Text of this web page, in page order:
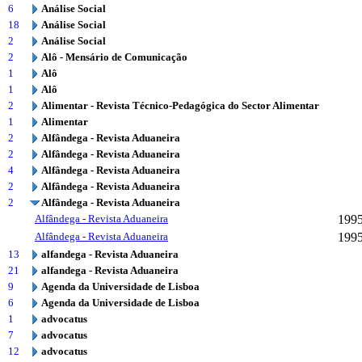
6
Análise Social
18
Análise Social
2
Análise Social
2
Alô - Mensário de Comunicação
1
Alô
1
Alô
2
Alimentar - Revista Técnico-Pedagógica do Sector Alimentar
1
Alimentar
2
Alfândega - Revista Aduaneira
2
Alfândega - Revista Aduaneira
4
Alfândega - Revista Aduaneira
2
Alfândega - Revista Aduaneira
2
Alfândega - Revista Aduaneira
Alfândega - Revista Aduaneira
Alfândega - Revista Aduaneira
13
alfandega - Revista Aduaneira
21
alfandega - Revista Aduaneira
9
Agenda da Universidade de Lisboa
6
Agenda da Universidade de Lisboa
1
advocatus
7
advocatus
12
advocatus